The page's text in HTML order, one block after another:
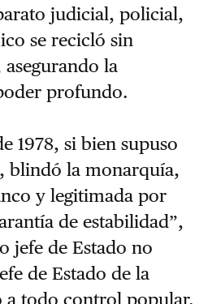
judicial, policial,
se recicló sin
la
profundo.
1978, si bien supuso
blindó la monarquía,
y legitimada por
de estabilidad”,
jefe de Estado no
de Estado de la
a todo control popular.